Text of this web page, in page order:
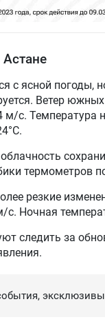
с ясной погоды,
Ветер
м/с. Температура
термометров
резкие
Ночная
следить за